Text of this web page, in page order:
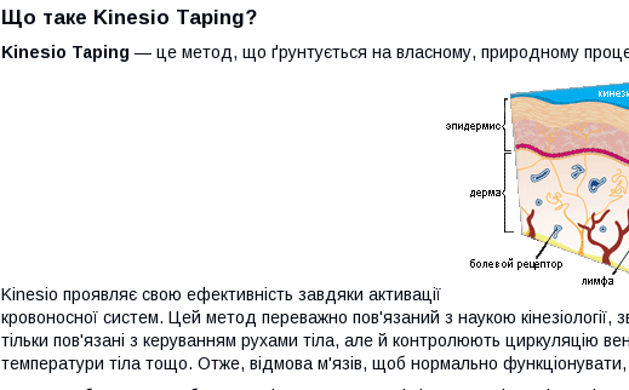
Що таке Kinesio Taping?
Kinesio Taping — це метод, що ґрунтується на власному, природному
Kinesio проявляє свою ефективність завдяки активації
кровоносної систем. Цей метод переважно пов'язаний з наукою кінезіології,
тільки пов'язані з керуванням рухами тіла, але й контролюють циркуляцію
температури тіла тощо. Отже, відмова м'язів, щоб нормально функціонувати,